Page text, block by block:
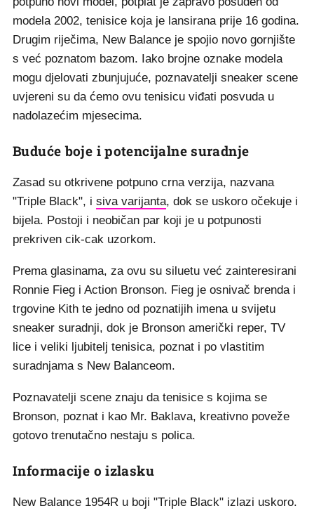
modela 2002, tenisice koja je lansirana prije 16 godina.
Drugim riječima, New Balance je spojio novo gornjište
s već poznatom bazom. Iako brojne oznake modela
mogu djelovati zbunjujuće, poznavatelji sneaker scene
uvjereni su da ćemo ovu tenisicu viđati posvuda u
nadolazećim mjesecima.
Buduće boje i potencijalne suradnje
Zasad su otkrivene potpuno crna verzija, nazvana
"Triple Black", i siva varijanta, dok se uskoro očekuje i
bijela. Postoji i neobičan par koji je u potpunosti
prekriven cik-cak uzorkom.
Prema glasinama, za ovu su siluetu već zainteresirani
Ronnie Fieg i Action Bronson. Fieg je osnivač brenda i
trgovine Kith te jedno od poznatijih imena u svijetu
sneaker suradnji, dok je Bronson američki reper, TV
lice i veliki ljubitelj tenisica, poznat i po vlastitim
suradnjama s New Balanceom.
Poznavatelji scene znaju da tenisice s kojima se
Bronson, poznat i kao Mr. Baklava, kreativno poveže
gotovo trenutačno nestaju s polica.
Informacije o izlasku
New Balance 1954R u boji "Triple Black" izlazi uskoro.